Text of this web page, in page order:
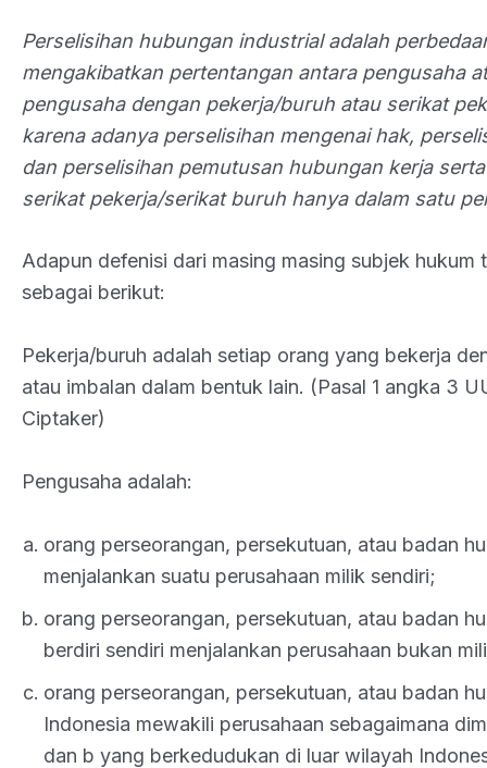
Perselisihan hubungan industrial adalah
mengakibatkan pertentangan antara pengusaha
pengusaha dengan pekerja/buruh atau serikat
karena adanya perselisihan mengenai hak,
dan perselisihan pemutusan hubungan kerja
serikat pekerja/serikat buruh hanya dalam satu
Adapun defenisi dari masing masing subjek hukum
sebagai berikut:
Pekerja/buruh adalah setiap orang yang bekerja
atau imbalan dalam bentuk lain. (Pasal 1 angka 3
Ciptaker)
Pengusaha adalah:
orang perseorangan, persekutuan, atau badan
menjalankan suatu perusahaan milik sendiri;
orang perseorangan, persekutuan, atau badan
berdiri sendiri menjalankan perusahaan bukan
orang perseorangan, persekutuan, atau badan
Indonesia mewakili perusahaan sebagaimana
dan b yang berkedudukan di luar wilayah